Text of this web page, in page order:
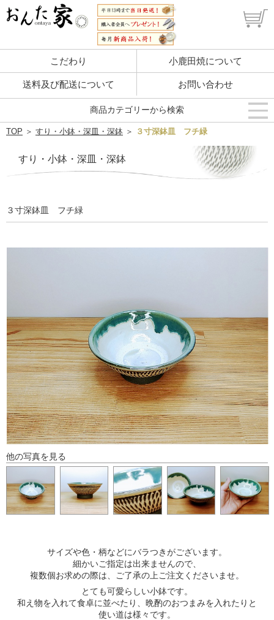
こだわり 小鹿田焼について
送料及び配送について お問い合わせ
TOP ＞ すり・小鉢・深皿・深鉢 ＞ ３寸深鉢皿 フチ緑
すり・小鉢・深皿・深鉢
３寸深鉢皿 フチ緑
他の写真を見る
サイズや色・柄などにバラつきがございます。
細かいご指定は出来ませんので、
複数個お求めの際は、ご了承の上ご注文くださいませ。
とても可愛らしい小鉢です。
和え物を入れて食卓に並べたり、晩酌のおつまみを入れたりと
使い道は様々です。
商品カテゴリーから検索